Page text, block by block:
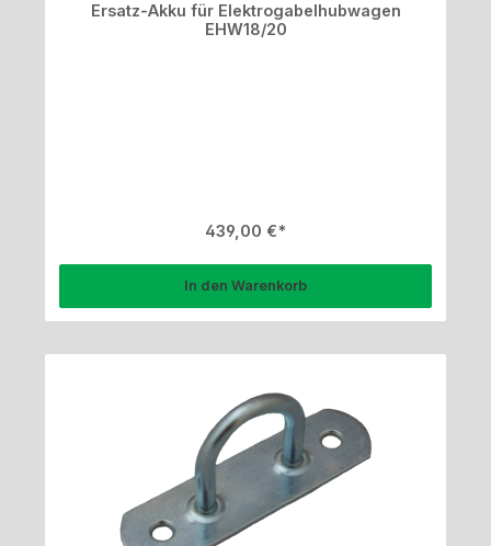
Ersatz-Akku für Elektrogabelhubwagen
EHW18/20
Regulärer Preis:
439,00 €
In den Warenkorb